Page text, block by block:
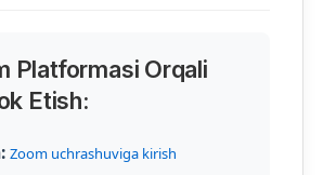
Platformasi Orqali
Etish:
Zoom uchrashuviga kirish